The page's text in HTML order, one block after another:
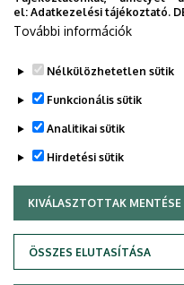
Szerzői
el: Adatkezelési tájékoztató.
További információk
Nélkülözhetetlen sütik
Funkcionális sütik
Analitikai sütik
Hirdetési sütik
KIVÁLASZTOTTAK MENTÉSE
ÖSSZES ELUTASÍTÁSA
WITHDRAW CONSENT